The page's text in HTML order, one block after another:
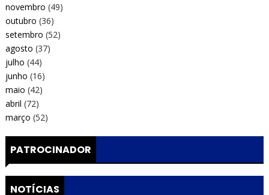
novembro (49)
outubro (36)
setembro (52)
agosto (37)
julho (44)
junho (16)
maio (42)
abril (72)
março (52)
PATROCINADOR
NOTÍCIAS